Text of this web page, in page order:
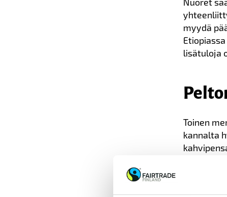
myydä
lisätuloja
Toinen
kannalta